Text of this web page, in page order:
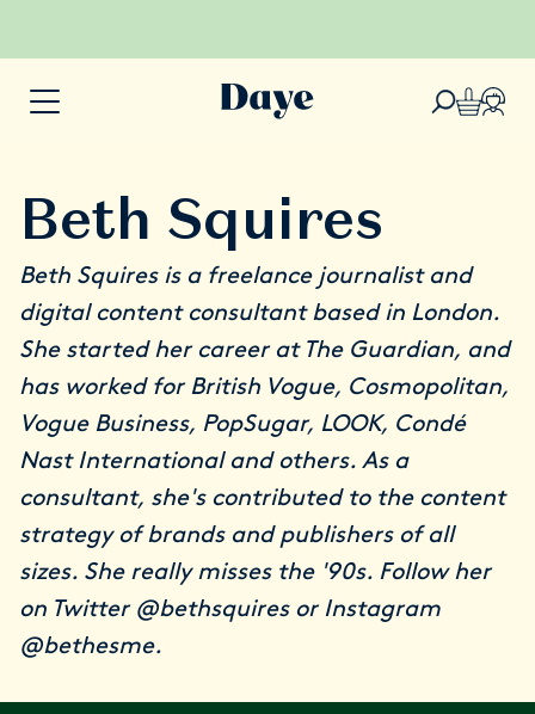
Beth Squires
Beth Squires is a freelance journalist and
digital content consultant based in London.
She started her career at The Guardian, and
has worked for British Vogue, Cosmopolitan,
Vogue Business, PopSugar, LOOK, Condé
Nast International and others. As a
consultant, she's contributed to the content
strategy of brands and publishers of all
sizes. She really misses the '90s. Follow her
on Twitter @bethsquiresor Instagram
@bethesme.